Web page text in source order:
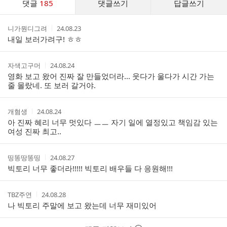
댓글 185 댓글쓰기 답글쓰기
스
작
성
자
니가뭔디그려
작
성
시
간
24.08.23
내일 보러가려구! ㅎㅎ
작
성
자
자색고구머
작
성
시
간
24.08.24
영화 보고 왔어 진짜 잘 만들었더라... 웃다가 울다가 시간 가는
줄 몰랐네. 또 보러 갈거야.
작
성
자
개혐생
작
성
시
간
24.08.24
아 진짜 혜리 너무 멋있다 ㅡㅡ 자기 일에 열정있고 책임감 있는
여성 진짜 최고..
작
성
자
띵똥땅똥띵
작
성
시
간
24.08.27
빅토리 너무 좋더라!!!!! 빅토리 배우들 다 응원해!!!
작
성
자
TBZ주연
작
성
시
간
24.08.28
나 빅토리 주말에 보고 왔는데 너무 재미있어